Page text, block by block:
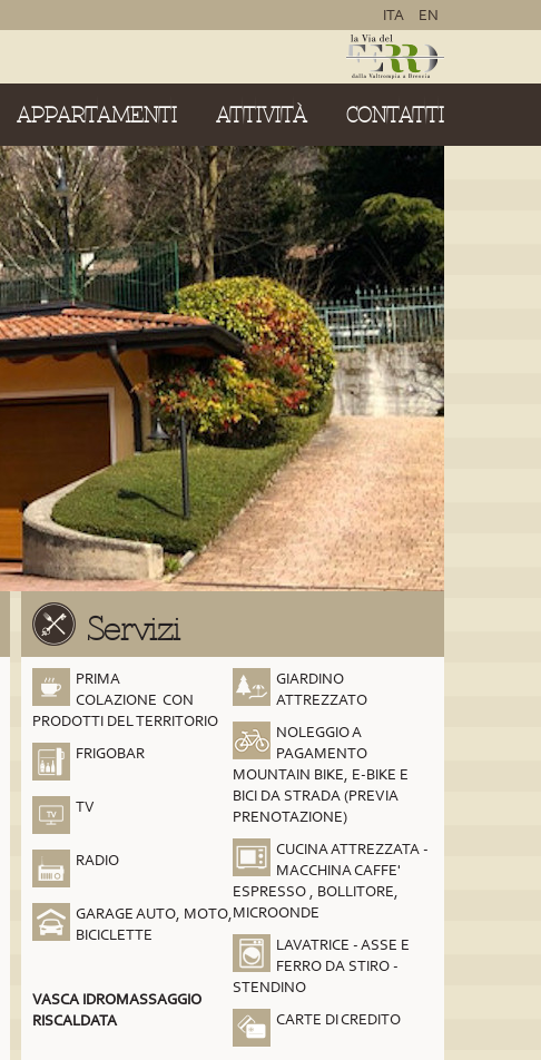
ITA EN
APPARTAMENTI ATTIVITÀ CONTATTI
Servizi
PRIMA
COLAZIONE CON
PRODOTTI DEL TERRITORIO
FRIGOBAR
TV
RADIO
GARAGE AUTO, MOTO,
BICICLETTE
VASCA IDROMASSAGGIO
RISCALDATA
GIARDINO
ATTREZZATO
NOLEGGIO A
PAGAMENTO
MOUNTAIN BIKE, E-BIKE E
BICI DA STRADA (PREVIA
PRENOTAZIONE)
CUCINA ATTREZZATA -
MACCHINA CAFFE'
ESPRESSO , BOLLITORE,
MICROONDE
LAVATRICE - ASSE E
FERRO DA STIRO -
STENDINO
CARTE DI CREDITO